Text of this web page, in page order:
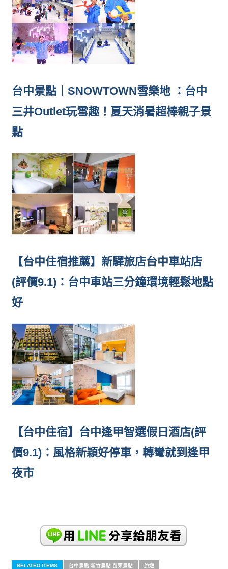
台中景點｜SNOWTOWN雪樂地 ：台中
三井Outlet玩雪趣！夏天消暑超棒親子景
點
【台中住宿推薦】新驛旅店台中車站店
(評價9.1)：台中車站三分鐘環境輕鬆地點
好
【台中住宿】台中逢甲智選假日酒店(評
價9.1)：風格新穎好停車，轉彎就到逢甲
夜市
RELATED ITEMS 台中景點 新竹景點 苗栗景點 旅遊